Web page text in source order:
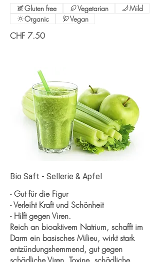
CHF 7.50
Gluten free Vegetarian
Mild
Organic
Vegan
Bio Saft - Sellerie & Apfel
- Gut für die Figur
- Verleiht Kraft und Schönheit
- Hilft gegen Viren.
Reich an bioaktivem Natrium, schafft im
Darm ein basisches Milieu, wirkt stark
entzündungshemmend, gut gegen